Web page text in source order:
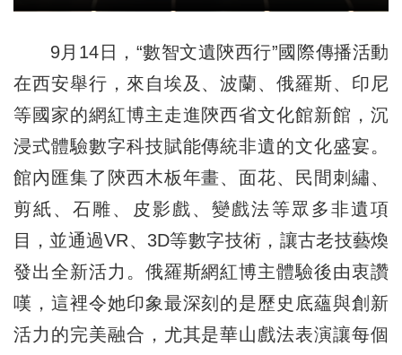
9月14日，“數智文遺陝西行”國際傳播活動
在西安舉行，來自埃及、波蘭、俄羅斯、印尼
等國家的網紅博主走進陝西省文化館新館，沉
浸式體驗數字科技賦能傳統非遺的文化盛宴。
館內匯集了陝西木板年畫、面花、民間刺繡、
剪紙、石雕、皮影戲、變戲法等眾多非遺項
目，並通過VR、3D等數字技術，讓古老技藝煥
發出全新活力。俄羅斯網紅博主體驗後由衷讚
嘆，這裡令她印象最深刻的是歷史底蘊與創新
活力的完美融合，尤其是華山戲法表演讓每個